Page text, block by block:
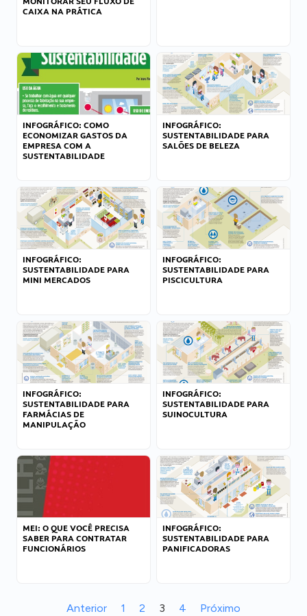
CAIXA NA PRÁTICA
INFOGRÁFICO: COMO
ECONOMIZAR GASTOS DA
EMPRESA COM A
SUSTENTABILIDADE
INFOGRÁFICO:
SUSTENTABILIDADE PARA
SALÕES DE BELEZA
INFOGRÁFICO:
SUSTENTABILIDADE PARA
MINI MERCADOS
INFOGRÁFICO:
SUSTENTABILIDADE PARA
PISCICULTURA
INFOGRÁFICO:
SUSTENTABILIDADE PARA
FARMÁCIAS DE
MANIPULAÇÃO
INFOGRÁFICO:
SUSTENTABILIDADE PARA
SUINOCULTURA
MEI: O QUE VOCÊ PRECISA
SABER PARA CONTRATAR
FUNCIONÁRIOS
INFOGRÁFICO:
SUSTENTABILIDADE PARA
PANIFICADORAS
Anterior 1 2 3 4 Próximo